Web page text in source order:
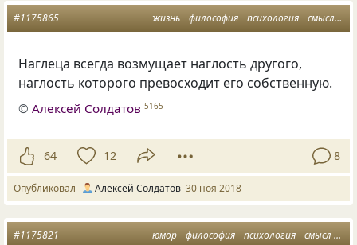
жизнь философия психология смысл
#1175865
Наглеца всегда возмущает наглость другого,
наглость которого превосходит его собственную.
©Алексей Солдатов 5165
64 12 8
Опубликовал Алексей Солдатов 30 ноя 2018
юмор философия психология смысл
#1175821